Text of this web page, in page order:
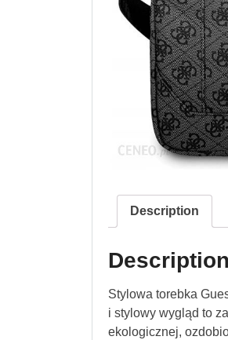
Description
Description
Stylowa torebka
i stylowy wygląd to
ekologicznej,